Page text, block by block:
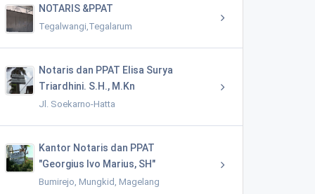
NOTARIS &PPAT
Tegalwangi,Tegalarum
Notaris dan PPAT Elisa Surya
Triardhini. S.H., M.Kn
Jl. Soekarno-Hatta
Kantor Notaris dan PPAT
"Georgius Ivo Marius, SH"
Bumirejo, Mungkid, Magelang